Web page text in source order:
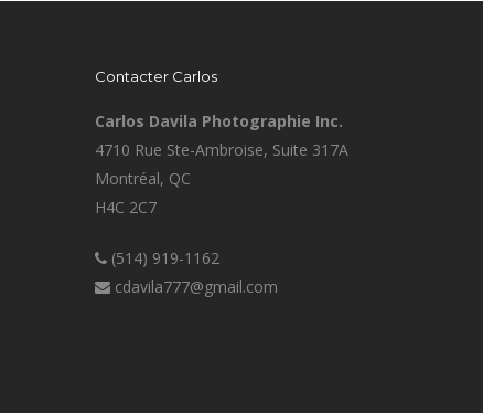
Contacter Carlos
Carlos Davila Photographie Inc.
4710 Rue Ste-Ambroise, Suite 317A
Montréal, QC
H4C 2C7
(514) 919-1162
cdavila777@gmail.com